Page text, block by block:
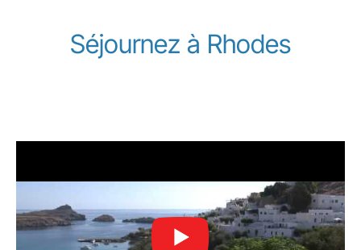
Séjournez à Rhodes